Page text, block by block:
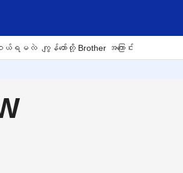
ယ်ရမလဲ ကျွန်တော်တို့ Brother အကြောင်း